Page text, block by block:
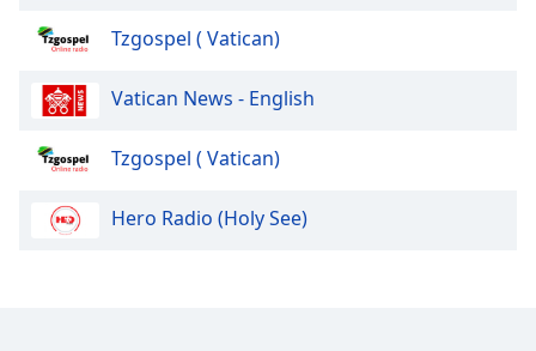
Family
Reset
Close
Tzgospel ( Vatican)
Vatican News - English
Tzgospel ( Vatican)
Hero Radio (Holy See)